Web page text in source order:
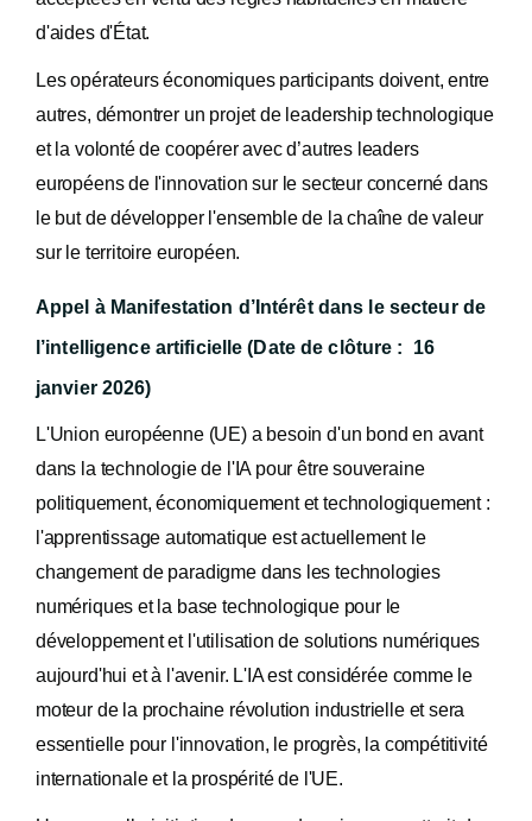
d'aides d'État.
Les opérateurs économiques participants doivent, entre
autres, démontrer un projet de leadership technologique
et la volonté de coopérer avec d’autres leaders
européens de l'innovation sur le secteur concerné dans
le but de développer l'ensemble de la chaîne de valeur
sur le territoire européen.
Appel à Manifestation d’Intérêt dans le secteur de
l’intelligence artificielle (Date de clôture : 16
janvier 2026)
L'Union européenne (UE) a besoin d'un bond en avant
dans la technologie de l'IA pour être souveraine
politiquement, économiquement et technologiquement :
l'apprentissage automatique est actuellement le
changement de paradigme dans les technologies
numériques et la base technologique pour le
développement et l'utilisation de solutions numériques
aujourd'hui et à l'avenir. L'IA est considérée comme le
moteur de la prochaine révolution industrielle et sera
essentielle pour l'innovation, le progrès, la compétitivité
internationale et la prospérité de l'UE.